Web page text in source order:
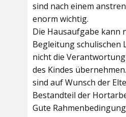
sind nach einem
enorm wichtig.
Die Hausaufgabe kann
Begleitung schulischen
nicht die
des Kindes
sind auf Wunsch der
Bestandteil der
Gute